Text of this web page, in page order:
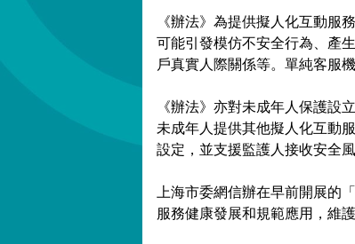
《辦法》為提供擬人化互動
可能引發模仿不安全行為、產
戶真實人際關係等。單純客服
《辦法》亦對未成年人保護
未成年人提供其他擬人化互動
設定，並支援監護人接收安全
上海市委網信辦在早前開展的
服務健康發展和規範應用，維